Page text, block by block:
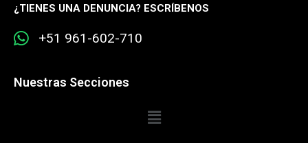
¿TIENES UNA DENUNCIA? ESCRÍBENOS
+51 961-602-710
Nuestras Secciones